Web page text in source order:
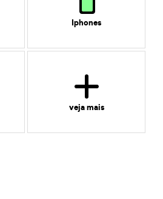
Iphones
veja mais